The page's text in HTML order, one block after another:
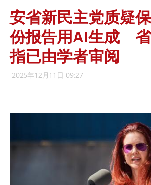
安省新民主党质疑
份报告用AI生成
指已由学者审阅
2025年12月11日 09:27